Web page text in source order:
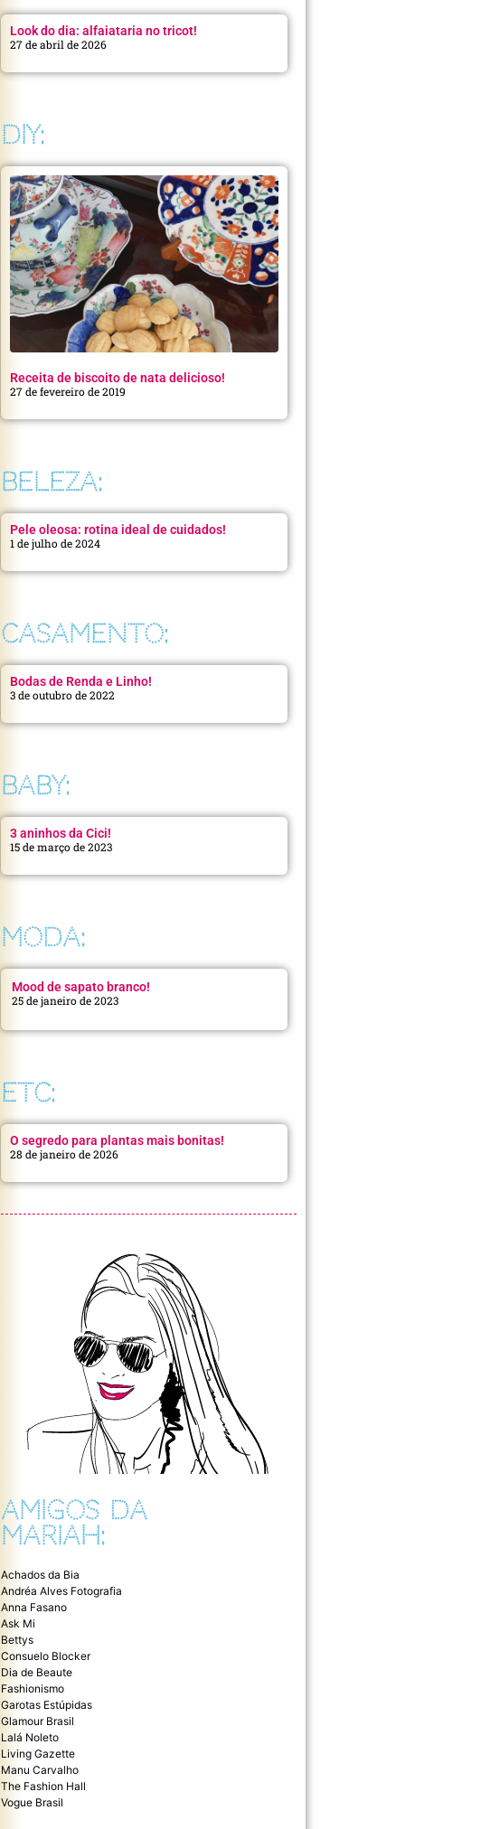
Look do dia: alfaiataria no tricot!
27 de abril de 2026
DIY:
Receita de biscoito de nata delicioso!
27 de fevereiro de 2019
BELEZA:
Pele oleosa: rotina ideal de cuidados!
1 de julho de 2024
CASAMENTO:
Bodas de Renda e Linho!
3 de outubro de 2022
BABY:
3 aninhos da Cici!
15 de março de 2023
MODA:
Mood de sapato branco!
25 de janeiro de 2023
ETC:
O segredo para plantas mais bonitas!
28 de janeiro de 2026
AMIGOS DA
MARIAH:
Achados da Bia
Andréa Alves Fotografia
Anna Fasano
Ask Mi
Bettys
Consuelo Blocker
Dia de Beaute
Fashionismo
Garotas Estúpidas
Glamour Brasil
Lalá Noleto
Living Gazette
Manu Carvalho
The Fashion Hall
Vogue Brasil